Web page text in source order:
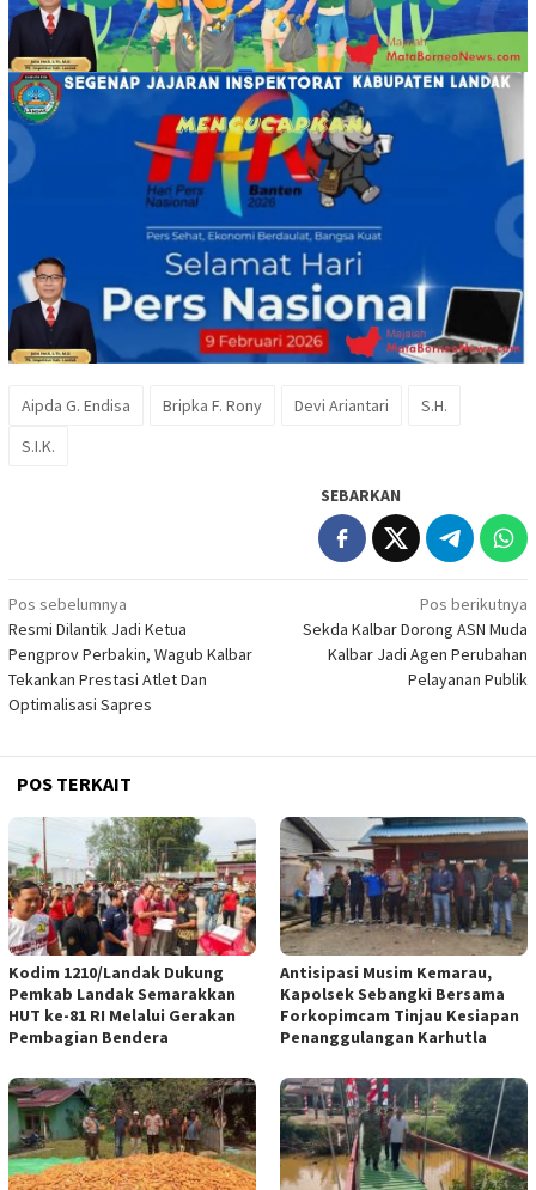
Aipda G. Endisa Bripka F. Rony Devi Ariantari
S.H.
S.I.K.
SEBARKAN
Navigasi
pos
Pos sebelumnya
Resmi Dilantik Jadi Ketua
Pengprov Perbakin, Wagub Kalbar
Tekankan Prestasi Atlet Dan
Optimalisasi Sapres
Pos berikutnya
Sekda Kalbar Dorong ASN Muda
Kalbar Jadi Agen Perubahan
Pelayanan Publik
POS TERKAIT
Kodim 1210/Landak Dukung
Pemkab Landak Semarakkan
HUT ke-81 RI Melalui Gerakan
Pembagian Bendera
Antisipasi Musim Kemarau,
Kapolsek Sebangki Bersama
Forkopimcam Tinjau Kesiapan
Penanggulangan Karhutla